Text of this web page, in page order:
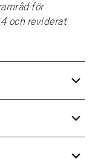
för
och reviderat
expand_more
expand_more
expand_more